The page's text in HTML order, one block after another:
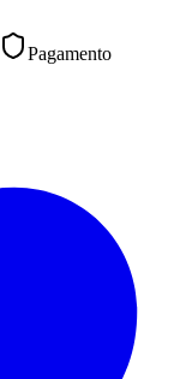
Pagamento